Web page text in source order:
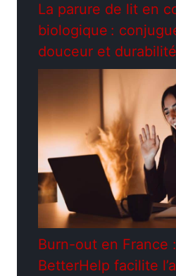
La parure de lit en
biologique :
douceur et durabilité
Burn-out en France
BetterHelp facilite